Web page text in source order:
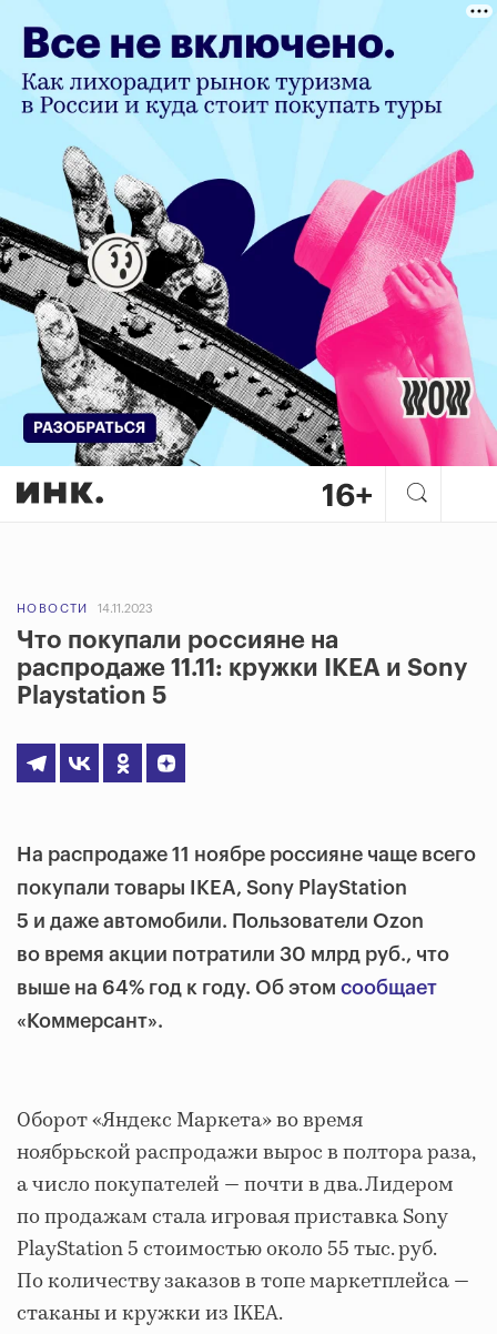
НОВОСТИ 14.11.2023
Что покупали россияне на
распродаже 11.11: кружки IKEA и Sony
Playstation 5
На распродаже 11 ноябре россияне чаще всего
покупали товары IKEA, Sony PlayStation
5 и даже автомобили. Пользователи Ozon
во время акции потратили 30 млрд руб., что
выше на 64% год к году. Об этом сообщает
«Коммерсант».
Оборот «Яндекс Маркета» во время
ноябрьской распродажи вырос в полтора раза,
а число покупателей — почти в два. Лидером
по продажам стала игровая приставка Sony
PlayStation 5 стоимостью около 55 тыс. руб.
По количеству заказов в топе маркетплейса —
стаканы и кружки из IKEA.